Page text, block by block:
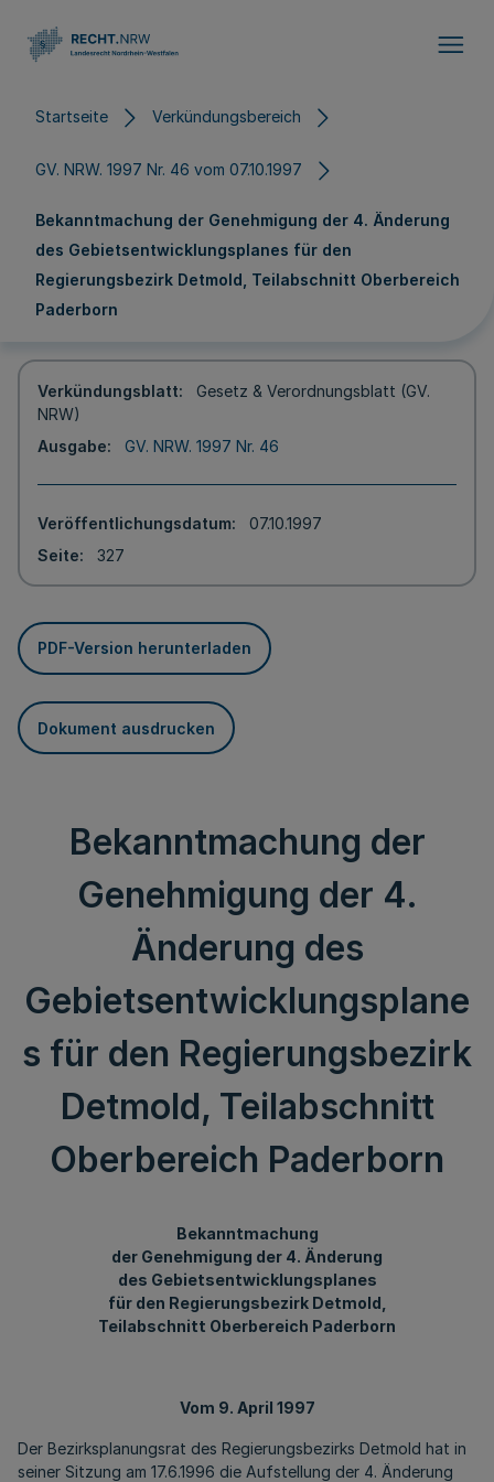
Startseite Verkündungsbereich
GV. NRW. 1997 Nr. 46 vom 07.10.1997
Bekanntmachung der Genehmigung der 4. Änderung
des Gebietsentwicklungsplanes für den
Regierungsbezirk Detmold, Teilabschnitt Oberbereich
Paderborn
Verkündungsblatt
Gesetz & Verordnungsblatt (GV.
NRW)
Ausgabe
GV. NRW. 1997 Nr. 46
Veröffentlichungsdatum
07.10.1997
Seite
327
PDF-Version herunterladen
Dokument ausdrucken
Bekanntmachung der
Genehmigung der 4.
Änderung des
Gebietsentwicklungsplane
s für den Regierungsbezirk
Detmold, Teilabschnitt
Oberbereich Paderborn
Bekanntmachung
der Genehmigung der 4. Änderung
des Gebietsentwicklungsplanes
für den Regierungsbezirk Detmold,
Teilabschnitt Oberbereich Paderborn
Vom 9. April 1997
Der Bezirksplanungsrat des Regierungsbezirks Detmold hat in
seiner Sitzung am 17.6.1996 die Aufstellung der 4. Änderung